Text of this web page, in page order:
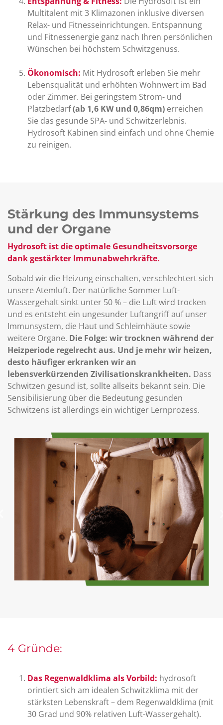
Multitalent mit 3 Klimazonen inklusive diversen
Relax- und Fitnesseinrichtungen. Entspannung
und Fitnessenergie ganz nach Ihren persönlichen
Wünschen bei höchstem Schwitzgenuss.
Ökonomisch: Mit Hydrosoft erleben Sie mehr
Lebensqualität und erhöhten Wohnwert im Bad
oder Zimmer. Bei geringstem Strom- und
Platzbedarf(ab 1,6 KW und 0,86qm) erreichen
Sie das gesunde SPA- und Schwitzerlebnis.
Hydrosoft Kabinen sind einfach und ohne Chemie
zu reinigen.
Stärkung des Immunsystems
und der Organe
Hydrosoft ist die optimale Gesundheitsvorsorge
dank gestärkter Immunabwehrkräfte.
Sobald wir die Heizung einschalten, verschlechtert sich
unsere Atemluft. Der natürliche Sommer Luft-
Wassergehalt sinkt unter 50 % – die Luft wird trocken
und es entsteht ein ungesunder Luftangriff auf unser
Immunsystem, die Haut und Schleimhäute sowie
weitere Organe. Die Folge: wir trocknen während der
Heizperiode regelrecht aus. Und je mehr wir heizen,
desto häufiger erkranken wir an
lebensverkürzenden Zivilisationskrankheiten. Dass
Schwitzen gesund ist, sollte allseits bekannt sein. Die
Sensibilisierung über die Bedeutung gesunden
Schwitzens ist allerdings ein wichtiger Lernprozess.
4 Gründe:
Das Regenwaldklima als Vorbild: hydrosoft
orintiert sich am idealen Schwitzklima mit der
stärksten Lebenskraft – dem Regenwaldklima (mit
30 Grad und 90% relativen Luft-Wassergehalt).